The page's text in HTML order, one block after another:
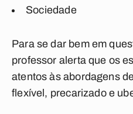
Sociedade
Para se dar bem em
professor alerta que os
atentos às abordagens
flexível, precarizado e